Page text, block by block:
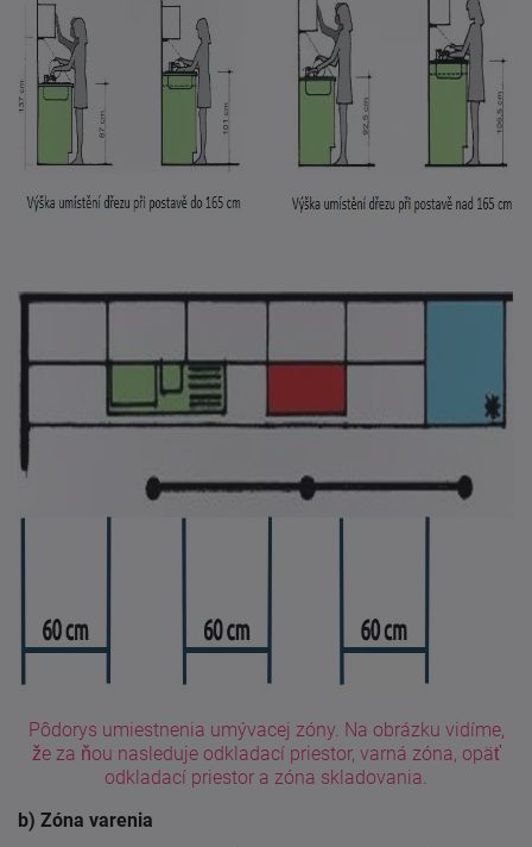
Pôdorys umiestnenia umývacej zóny. Na obrázku vidíme,
že za ňou nasleduje odkladací priestor, varná zóna, opäť
odkladací priestor a zóna skladovania.
b) Zóna varenia